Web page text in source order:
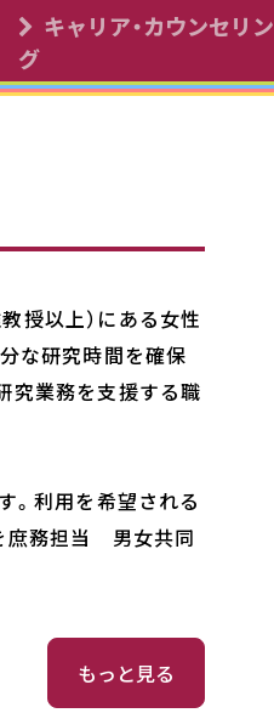
Commons
キャリア・カウンセリン
グ
授以上）にある女性
な研究時間を確保
究業務を支援する職
。利用を希望される
庶務担当 男女共同
もっと見る